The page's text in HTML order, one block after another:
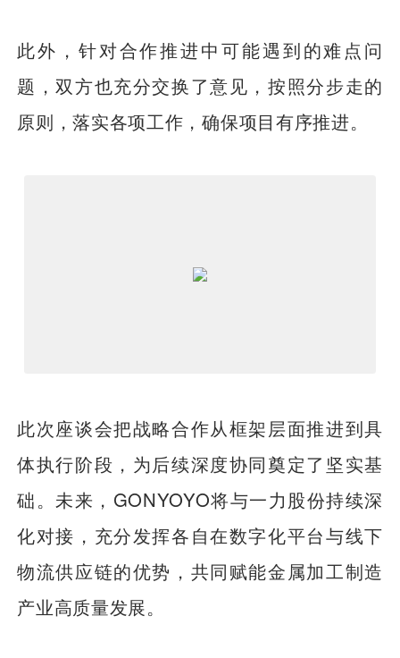
此外，针对合作推进中可能遇到的难点问
题，双方也充分交换了意见，按照分步走的
原则，落实各项工作，确保项目有序推进。
此次座谈会把战略合作从框架层面推进到具
体执行阶段，为后续深度协同奠定了坚实基
础。未来，GONYOYO将与一力股份持续深
化对接，充分发挥各自在数字化平台与线下
物流供应链的优势，共同赋能金属加工制造
产业高质量发展。